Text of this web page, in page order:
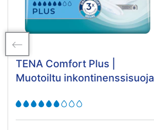
TENA Comfort Plus |
Muotoiltu inkontinenssisuoja